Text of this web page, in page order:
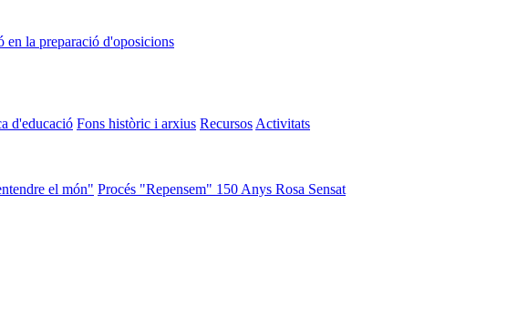
en la preparació d'oposicions
d'educació Fons històric i arxius Recursos Activitats
el món" Procés "Repensem" 150 Anys Rosa Sensat